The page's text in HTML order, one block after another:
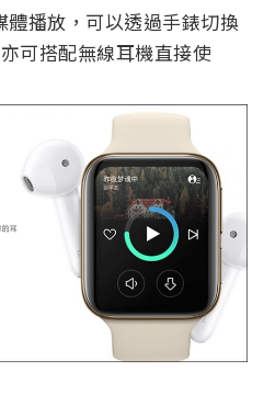
播放，可以透過手錶切換
可搭配無線耳機直接使